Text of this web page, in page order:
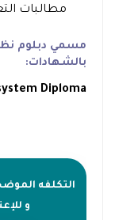
مطالبات
مسمي دبلوم
بالشهادات:
Diploma
التكلفه
و